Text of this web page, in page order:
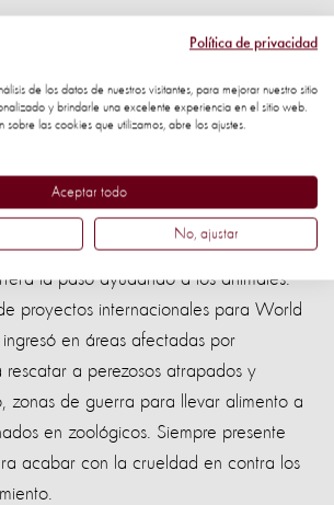
Animal Protection’s rescue work to
presente.
World Animal Protection durante 45
la pasó ayudando a los animales.
proyectos internacionales para World
en áreas afectadas por
rescatar a perezosos atrapados y
zonas de guerra para llevar alimento a
en zoológicos. Siempre presente
acabar con la crueldad en contra los
Política de privacidad
de los datos de nuestros visitantes, para mejorar nuestro sitio
y brindarle una excelente experiencia en el sitio web.
sobre las cookies que utilizamos, abre los ajustes.
Aceptar todo
No, ajustar